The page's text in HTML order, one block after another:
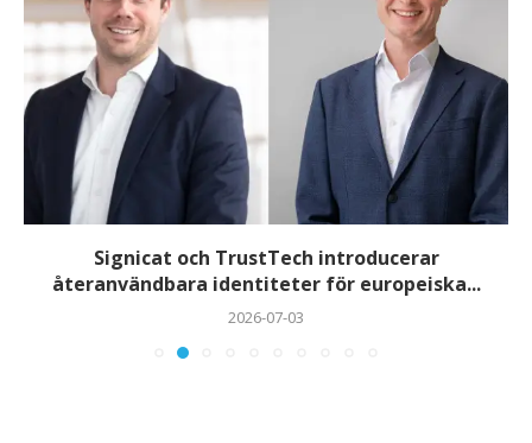
Signicat och TrustTech introducerar
återanvändbara identiteter för europeiska...
2026-07-03